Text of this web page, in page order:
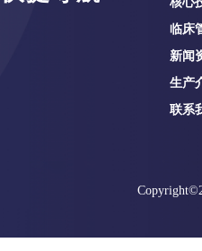
临床
新闻
生产
联系